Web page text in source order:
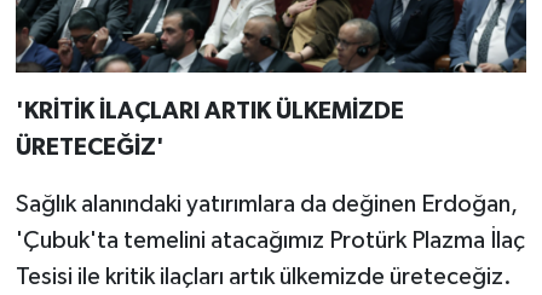
'KRİTİK İLAÇLARI ARTIK ÜLKEMİZDE
ÜRETECEĞİZ'
Sağlık alanındaki yatırımlara da değinen Erdoğan,
'Çubuk'ta temelini atacağımız Protürk Plazma İlaç
Tesisi ile kritik ilaçları artık ülkemizde üreteceğiz.